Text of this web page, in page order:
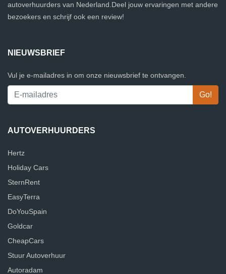
autoverhuurders van Nederland.Deel jouw ervaringen met andere
bezoekers en schrijf ook een review!
NIEUWSBRIEF
Vul je e-mailadres in om onze nieuwsbrief te ontvangen.
AUTOVERHUURDERS
Hertz
Holiday Cars
SternRent
EasyTerra
DoYouSpain
Goldcar
CheapCars
Stuur Autoverhuur
Autoradam